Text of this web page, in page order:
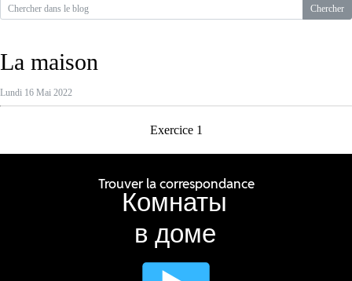
La maison
Lundi 16 Mai 2022
Exercice 1